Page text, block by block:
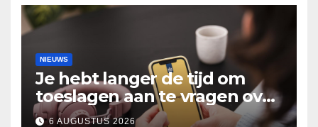
NIEUWS
Je hebt langer de tijd om
toeslagen aan te vragen over
2025
6 AUGUSTUS 2026